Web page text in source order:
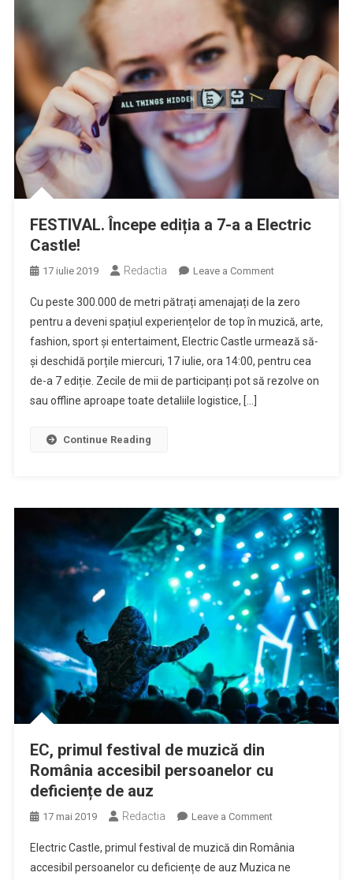
FESTIVAL. Începe ediția a 7-a a Electric
Castle!
17 iulie 2019 Redactia Leave a Commenton
Începe
ediția
a
7-
a
Cu peste 300.000 de metri pătrați amenajați de la zero
pentru a deveni spațiul experiențelor de top în muzică, arte,
fashion, sport și entertaiment, Electric Castle urmează să-
și deschidă porțile miercuri, 17 iulie, ora 14:00, pentru cea
de-a 7 ediție. Zecile de mii de participanți pot să rezolve on
sau offline aproape toate detaliile logistice, […]
Continue Reading
EC, primul festival de muzică din
România accesibil persoanelor cu
deficiențe de auz
17 mai 2019 Redactia Leave a Commenton
primul
festival
Electric Castle, primul festival de muzică din România
accesibil persoanelor cu deficiențe de auz Muzica ne